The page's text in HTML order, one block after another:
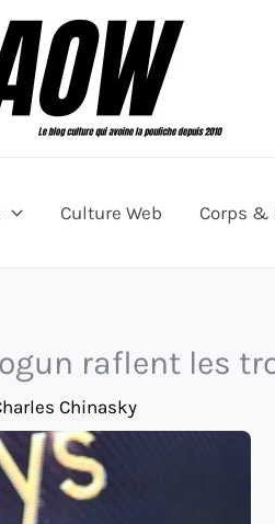
Culture Web Corps &
raflent les
Chinasky